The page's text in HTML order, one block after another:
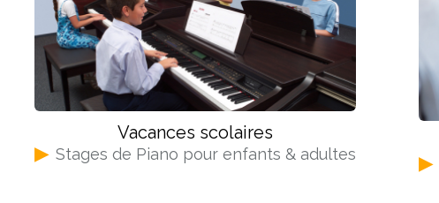
Vacances scolaires
▶ Stages de Piano pour enfants & adultes
▶